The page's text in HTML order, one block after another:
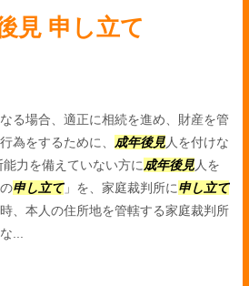
見 申し立て
る場合、適正に相続を進め、財産を管
為をするために、 成年後見人を付けな
力を備えていない方に成年後見人を
申し立て」を、家庭裁判所に申し立て
、本人の住所地を管轄する家庭裁判所
...